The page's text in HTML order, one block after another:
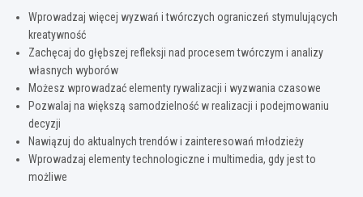
Wprowadzaj więcej wyzwań i twórczych ograniczeń stymulujących
kreatywność
Zachęcaj do głębszej refleksji nad procesem twórczym i analizy
własnych wyborów
Możesz wprowadzać elementy rywalizacji i wyzwania czasowe
Pozwalaj na większą samodzielność w realizacji i podejmowaniu
decyzji
Nawiązuj do aktualnych trendów i zainteresowań młodzieży
Wprowadzaj elementy technologiczne i multimedia, gdy jest to
możliwe